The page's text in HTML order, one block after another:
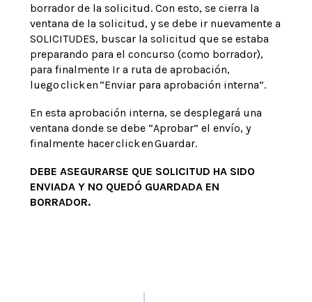
borrador de la solicitud. Con esto, se cierra la
ventana de la solicitud, y se debe ir nuevamente a
SOLICITUDES, buscar la solicitud que se estaba
preparando para el concurso (como borrador),
para finalmente Ir a ruta de aprobación,
luego click en “Enviar para aprobación interna”.
En esta aprobación interna, se desplegará una
ventana donde se debe “Aprobar” el envío, y
finalmente hacer click en Guardar.
DEBE ASEGURARSE QUE SOLICITUD HA SIDO
ENVIADA Y NO QUEDÓ GUARDADA EN
BORRADOR.